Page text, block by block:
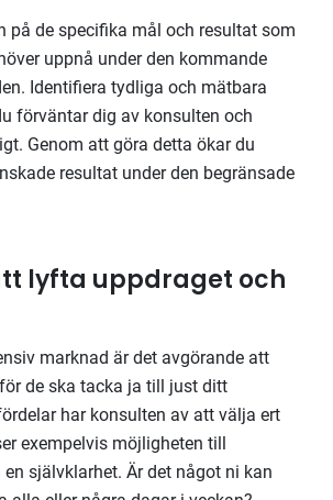
på de specifika mål och resultat som
uppnå under den kommande
Identifiera tydliga och mätbara
förväntar dig av konsulten och
Genom att göra detta ökar du
resultat under den begränsade
lyfta uppdraget och
marknad är det avgörande att
de ska tacka ja till just ditt
har konsulten av att välja ert
exempelvis möjligheten till
självklarhet. Är det något ni kan